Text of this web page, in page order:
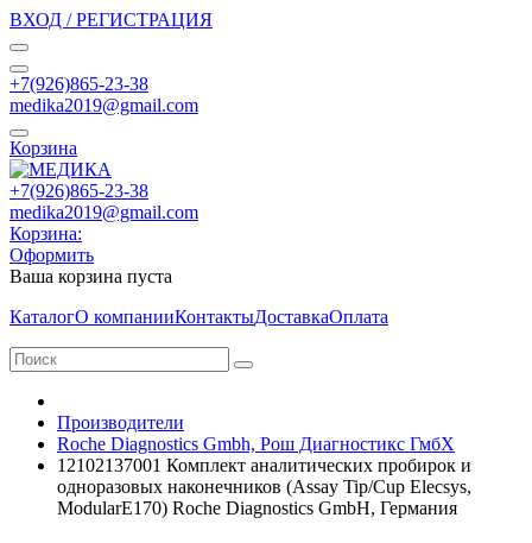
ВХОД / РЕГИСТРАЦИЯ
+7(926)865-23-38
medika2019@gmail.com
Корзина
+7(926)865-23-38
medika2019@gmail.com
Корзина:
Оформить
Ваша корзина пуста
КаталогО компанииКонтактыДоставкаОплата
Производители
Roche Diagnostics Gmbh, Рош Диагностикс ГмбХ
12102137001 Комплект аналитических пробирок и
одноразовых наконечников (Assay Tip/Cup Elecsys,
ModularE170) Roche Diagnostics GmbH, Германия